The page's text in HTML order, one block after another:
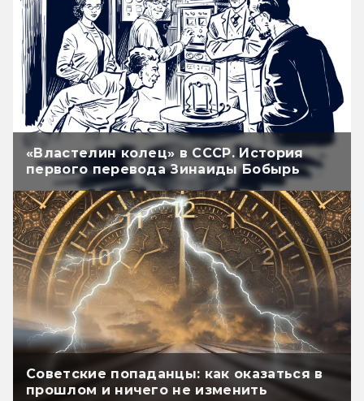
«Властелин колец» в СССР. История
первого перевода Зинаиды Бобырь
Советские попаданцы: как оказаться в
прошлом и ничего не изменить